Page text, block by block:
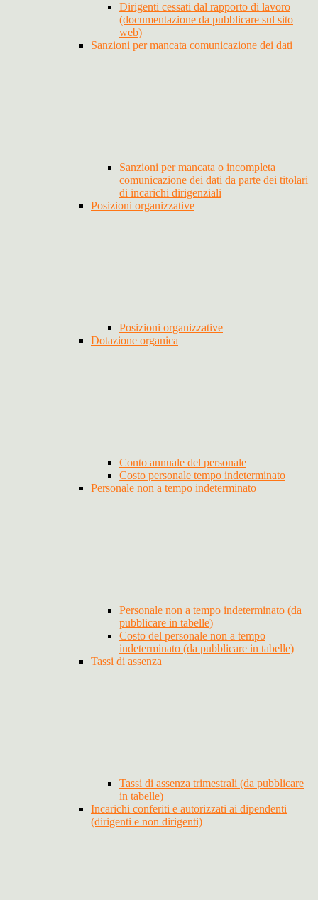
Dirigenti cessati dal rapporto di lavoro
(documentazione da pubblicare sul sito
web)
Sanzioni per mancata comunicazione dei dati
Sanzioni per mancata o incompleta
comunicazione dei dati da parte dei titolari
di incarichi dirigenziali
Posizioni organizzative
Posizioni organizzative
Dotazione organica
Conto annuale del personale
Costo personale tempo indeterminato
Personale non a tempo indeterminato
Personale non a tempo indeterminato (da
pubblicare in tabelle)
Costo del personale non a tempo
indeterminato (da pubblicare in tabelle)
Tassi di assenza
Tassi di assenza trimestrali (da pubblicare
in tabelle)
Incarichi conferiti e autorizzati ai dipendenti
(dirigenti e non dirigenti)